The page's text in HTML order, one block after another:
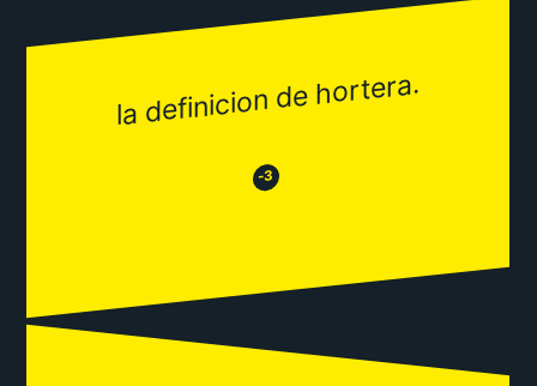
la definicion de hortera.
😒 -3 😂